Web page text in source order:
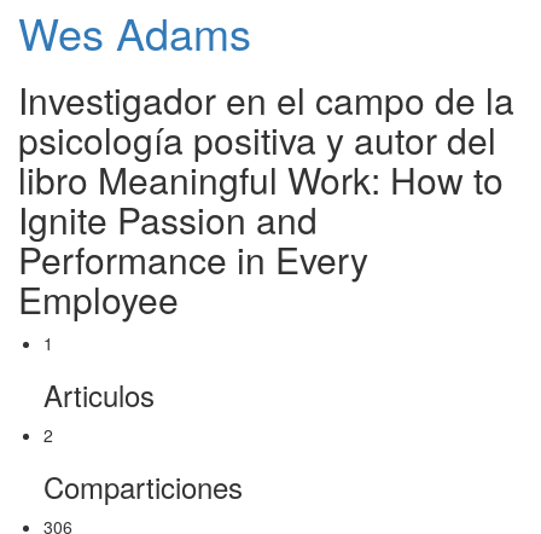
Wes Adams
Investigador en el campo de la
psicología positiva y autor del
libro Meaningful Work: How to
Ignite Passion and
Performance in Every
Employee
1
Articulos
2
Comparticiones
306